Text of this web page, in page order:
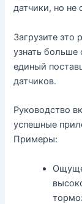
датчики, но не
Загрузите это
узнать больше
единый
датчиков.
Руководство
успешные
Примеры: